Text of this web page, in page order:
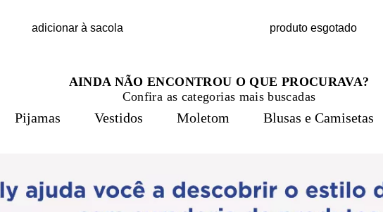
adicionar à sacola produto esgotado
AINDA NÃO ENCONTROU O QUE PROCURAVA?
Confira as categorias mais buscadas
Pijamas Vestidos Moletom Blusas e Camisetas